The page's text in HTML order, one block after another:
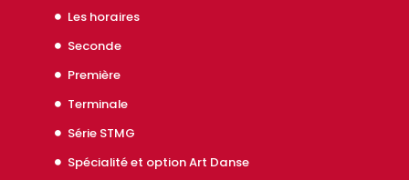
Les horaires
Seconde
Première
Terminale
Série STMG
Spécialité et option Art Danse